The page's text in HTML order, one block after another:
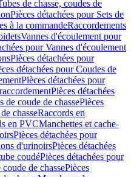
de chasse, coudes de
Pièces détachées pour Sets de
à la commandeRaccordements
Vannes d'écoulement pour
pour Vannes d'écoulement
Pièces détachées pour
détachées pour Coudes de
Pièces détachées pour
Pièces détachées
de coude de chassePièces
chasseRaccords en
en PVCManchettes et cache-
Pièces détachées pour
d'urinoirsPièces détachées
coudéPièces détachées pour
de chassePièces